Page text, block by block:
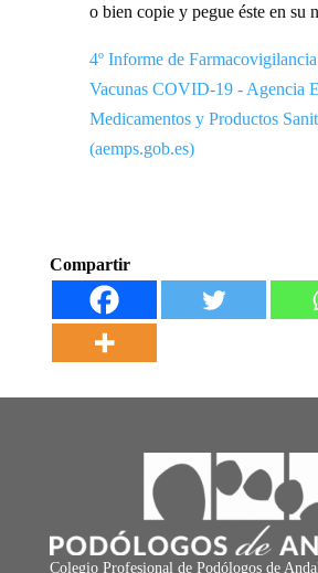
o bien copie y pegue éste en su
4º Informe de
Vacunas COVID-19 - Agencia
Medicamentos y Productos
(aemps.gob.es)
Compartir
Colegio Profesional de Podólogos de